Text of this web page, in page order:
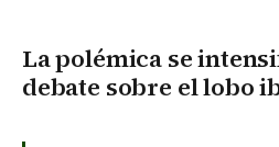
La polémica se
debate sobre el lobo